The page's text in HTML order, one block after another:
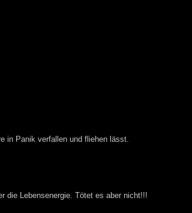
in Panik verfallen und fliehen lässt.
die Lebensenergie. Tötet es aber nicht!!!